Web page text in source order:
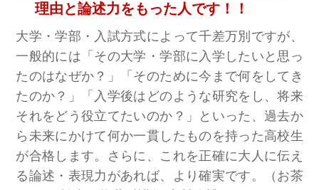
理由と論述力をもった人です！！
大学・学部・入試方式によって千差万別ですが、
一般的には「その大学・学部に入学したいと思っ
たのはなぜか？」「そのために今まで何をしてき
たのか？」「入学後はどのような研究をし、将来
それをどう役立てたいのか？」といった、過去か
ら未来にかけて何か一貫したものを持った高校生
が合格します。さらに、これを正確に大人に伝え
る論述・表現力があれば、より確実です。（お茶